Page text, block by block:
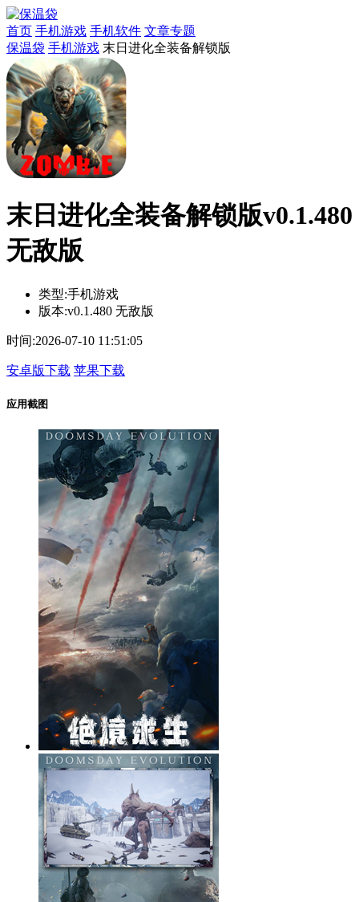
首页 手机游戏 手机软件 文章专题
保温袋 手机游戏 末日进化全装备解锁版
末日进化全装备解锁版v0.1.480
无敌版
类型:手机游戏
版本:v0.1.480 无敌版
时间:2026-07-10 11:51:05
安卓版下载 苹果下载
应用截图